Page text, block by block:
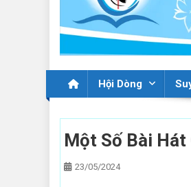
Hội Dòng
Một Số Bài Hát
23/05/2024